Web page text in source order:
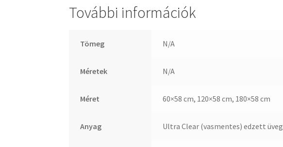
További információk
Tömeg N/A
Méretek N/A
Méret 60×58 cm, 120×58 cm, 180×58 cm
Anyag Ultra Clear (vasmentes) edzett üveg